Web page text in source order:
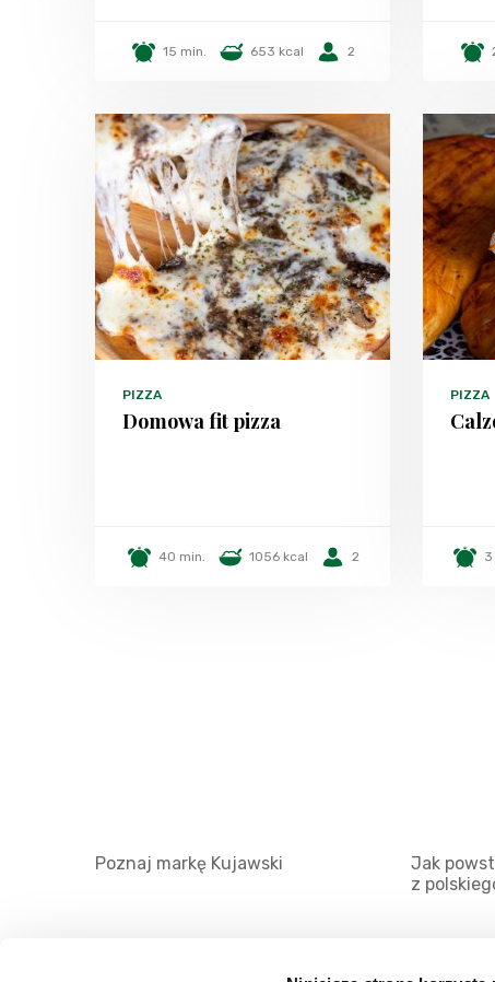
15 min. 653 kcal 2
PIZZA
Domowa fit pizza
40 min. 1056 kcal 2
PIZZA
3
Poznaj markę Kujawski
Jak
z